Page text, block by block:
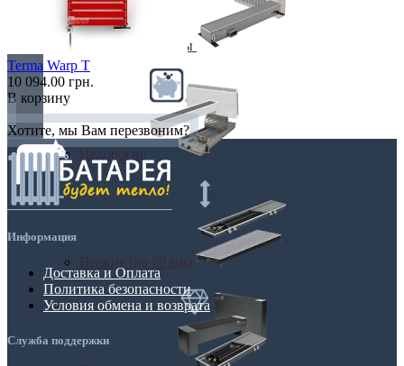
Климаконвекторы
Terma Warp T
10 094.00 грн.
В корзину
Хотите, мы Вам перезвоним?
Информация
Доставка и Оплата
Политика безопасности
Условия обмена и возврата
Служба поддержки